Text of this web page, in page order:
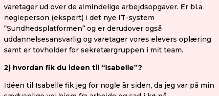
varetager ud over de almindelige arbejdsopgaver. Er bl.a.
nøgleperson (ekspert) i det nye IT-system
”Sundhedsplatformen” og er derudover også
uddannelsesansvarlig og varetager vores elevers oplæring
samt er tovholder for sekretærgruppen i mit team.
2) hvordan fik du ideen til “Isabelle”?
Idéen til Isabelle fik jeg for nogle år siden, da jeg var på min